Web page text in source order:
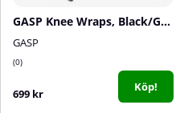
GASP Knee Wraps, Black/Grey
GASP
0
699 kr Köp!